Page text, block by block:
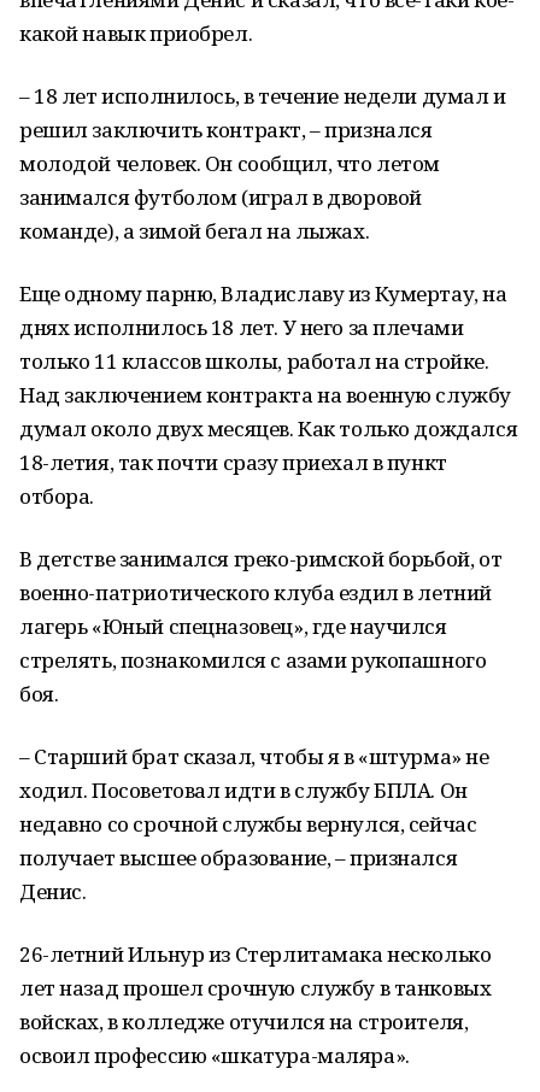
какой навык приобрел.
– 18 лет исполнилось, в течение недели думал и
решил заключить контракт, – признался
молодой человек. Он сообщил, что летом
занимался футболом (играл в дворовой
команде), а зимой бегал на лыжах.
Еще одному парню, Владиславу из Кумертау, на
днях исполнилось 18 лет. У него за плечами
только 11 классов школы, работал на стройке.
Над заключением контракта на военную службу
думал около двух месяцев. Как только дождался
18-летия, так почти сразу приехал в пункт
отбора.
В детстве занимался греко-римской борьбой, от
военно-патриотического клуба ездил в летний
лагерь «Юный спецназовец», где научился
стрелять, познакомился с азами рукопашного
боя.
– Старший брат сказал, чтобы я в «штурма» не
ходил. Посоветовал идти в службу БПЛА. Он
недавно со срочной службы вернулся, сейчас
получает высшее образование, – признался
Денис.
26-летний Ильнур из Стерлитамака несколько
лет назад прошел срочную службу в танковых
войсках, в колледже отучился на строителя,
освоил профессию «шкатура-маляра».